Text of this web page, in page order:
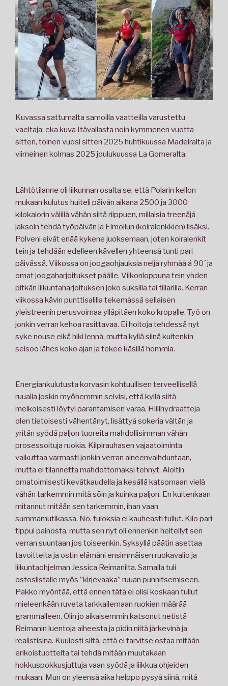
Kuvassa sattumalta samoilla vaatteilla varustettu
vaeltaja; eka kuva Itävallasta noin kymmenen vuotta
sitten, toinen vuosi sitten 2025 huhtikuussa Madeiralta ja
viimeinen kolmas 2025 joulukuussa La Gomeralta.
Lähtötilanne oli liikunnan osalta se, että Polarin kellon
mukaan kulutus huiteli päivän aikana 2500 ja 3000
kilokalorin välillä vähän siitä riippuen, millaisia treenäjä
jaksoin tehdä työpäivän ja Elmoilun (koiralenkkien) lisäksi.
Polveni eivät enää kykene juoksemaan, joten koiralenkit
tein ja tehdään edelleen kävellen yhteensä tunti pari
päivässä. Viikossa on joogaohjauksia neljä ryhmää á 90´ ja
omat joogaharjoitukset päälle. Viikonloppuna tein yhden
pitkän liikuntaharjoituksen joko suksilla tai fillarilla. Kerran
viikossa kävin punttisalilla tekemässä sellaisen
yleistreenin perusvoimaa ylläpitäen koko kropalle. Työ on
jonkin verran kehoa rasittavaa. Ei hoitoja tehdessä nyt
syke nouse eikä hiki lennä, mutta kyllä siinä kuitenkin
seisoo lähes koko ajan ja tekee käsillä hommia.
Energiankulutusta korvasin kohtuullisen terveellisellä
ruualla joskin myöhemmin selvisi, että kyllä siitä
melkoisesti löytyi parantamisen varaa. Hiilihydraatteja
olen tietoisesti vähentänyt, lisättyä sokeria vältän ja
yritän syödä paljon tuoreita mahdollisimman vähän
prosessoituja ruokia. Kilpirauhasen vajaatoiminta
vaikuttaa varmasti jonkin verran aineenvaihduntaan,
mutta ei tilannetta mahdottomaksi tehnyt. Aloitin
omatoimisesti kevätkaudella ja kesällä katsomaan vielä
vähän tarkemmin mitä söin ja kuinka paljon. En kuitenkaan
mitannut mitään sen tarkemmin, ihan vaan
summamutikassa. No, tuloksia ei kauheasti tullut. Kilo pari
tippui painosta, mutta sen nyt oli ennenkin heitellyt sen
verran suuntaan jos toiseenkin. Syksyllä päätin asettaa
tavoitteita ja ostin elämäni ensimmäisen ruokavalio ja
liikuntaohjelman Jessica Reimanilta. Samalla tuli
ostoslistalle myös ”kirjevaaka” ruuan punnitsemiseen.
Pakko myöntää, että ennen tätä ei olisi koskaan tullut
mieleenkään ruveta tarkkailemaan ruokien määrää
grammalleen. Olin jo aikaisemmin katsonut netistä
Reimanin luentoja aiheesta ja pidin niitä järkevinä ja
realistisina. Kuulosti siltä, että ei tarvitse ostaa mitään
erikoistuotteita tai tehdä mitään muutakaan
hokkuspokkusjuttuja vaan syödä ja liikkua ohjeiden
mukaan. Mun on yleensä aika helppo pysyä siinä, mitä